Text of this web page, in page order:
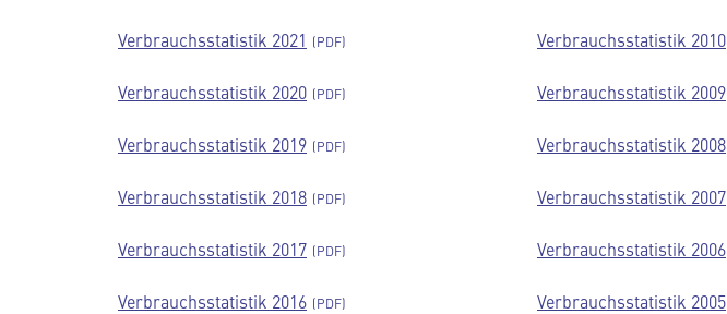
Verbrauchsstatistik 2021
Verbrauchsstatistik 2020
Verbrauchsstatistik 2019
Verbrauchsstatistik 2018
Verbrauchsstatistik 2017
Verbrauchsstatistik 2016
Verbrauchsstatistik 2010
Verbrauchsstatistik 2009
Verbrauchsstatistik 2008
Verbrauchsstatistik 2007
Verbrauchsstatistik 2006
Verbrauchsstatistik 2005